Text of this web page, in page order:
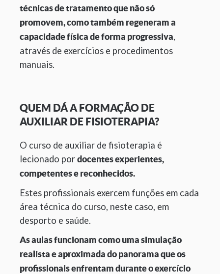
técnicas de tratamento que não só
promovem, como também regeneram a
capacidade física de forma progressiva,
através de exercícios e procedimentos
manuais.
QUEM DÁ A FORMAÇÃO DE
AUXILIAR DE FISIOTERAPIA?
O curso de auxiliar de fisioterapia é
lecionado pordocentes experientes,
competentes e reconhecidos.
Estes profissionais exercem funções em cada
área técnica do curso, neste caso, em
desporto e saúde.
As aulas funcionam como uma simulação
realista e aproximada do panorama que os
profissionais enfrentam durante o exercício